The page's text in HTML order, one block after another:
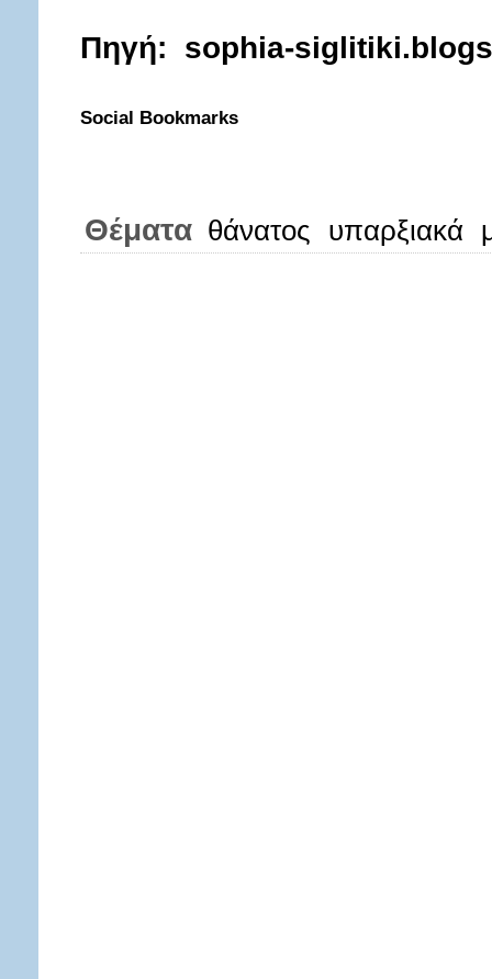
Πηγή: sophia-
Social Bookmarks
Θέματα θάνατος υπαρξιακά